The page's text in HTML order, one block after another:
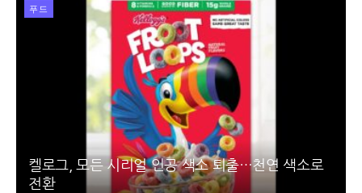
푸드
켈로그, 모든 시리얼 인공 색소 퇴출…천연 색소로
전환